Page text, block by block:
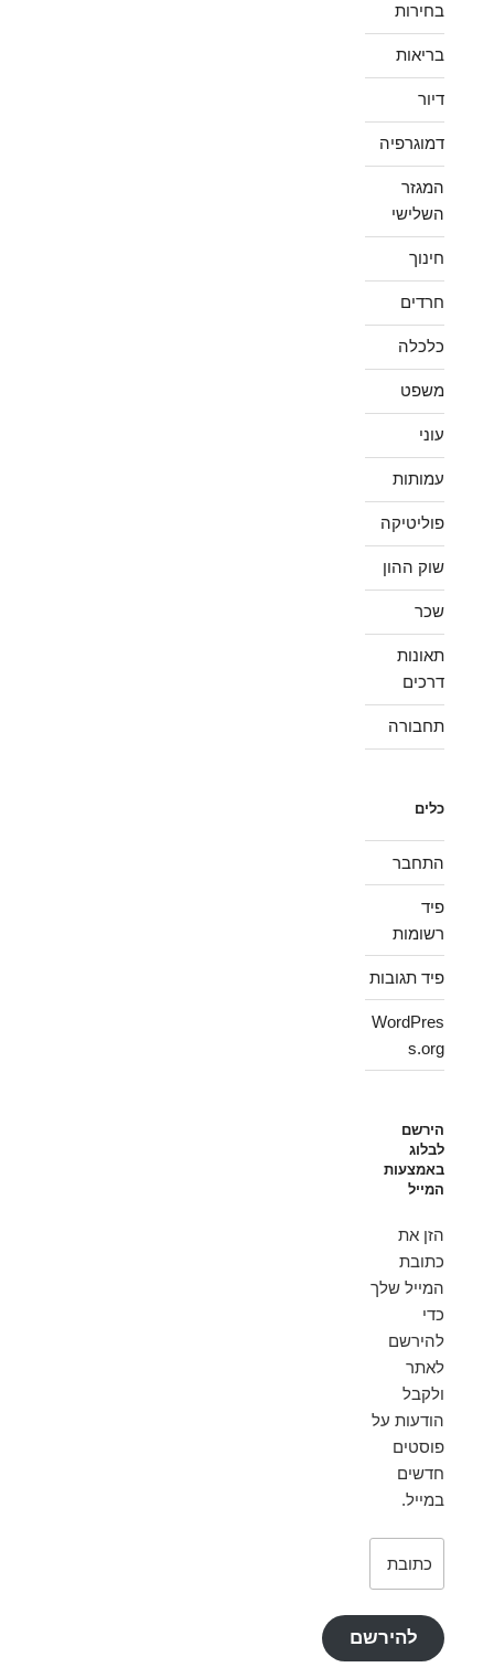
בחירות
בריאות
דיור
דמוגרפיה
המגזר
השלישי
חינוך
חרדים
כלכלה
משפט
עוני
עמותות
פוליטיקה
שוק ההון
שכר
תאונות
דרכים
תחבורה
כלים
התחבר
פיד
רשומות
פיד תגובות
WordPres
s.org
הירשם
לבלוג
באמצעות
המייל
הזן את
כתובת
המייל שלך
כדי
להירשם
לאתר
ולקבל
הודעות על
פוסטים
חדשים
במייל.
דואר
להירשם